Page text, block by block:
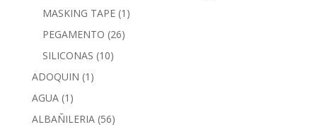
MASKING TAPE (1)
PEGAMENTO (26)
SILICONAS (10)
ADOQUIN (1)
AGUA (1)
ALBAÑILERIA (56)